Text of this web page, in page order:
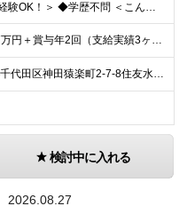
＜職種・業界未経験OK！＞ ◆学歴不問 ＜こんな方は、ぜひご応募ください！＞ □社会に影響を与えるスケールの大きな仕事に挑戦したい □人と話しながら、物事を前に進めることが好き □専門知識を身につけ
月給32万円～37万円＋賞与年2回（支給実績3ヶ月分） ※経験・年齢・能力を考慮の上、当社規定により決定します。 ※上記月給には固定残業代(45時間分／70,234円～)
【本社】 東京都千代田区神田猿楽町2-7-8住友水道橋ビル3F ※当面の間、転勤はありません ※変更の範囲：上記を除く当社関連勤務地
検討中に入れる
2026.08.27